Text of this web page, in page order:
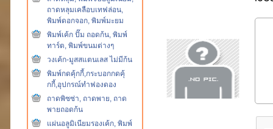
ถาดหลุมเคลือบเทฟล่อน,
พิมพ์ดอกจอก, พิมพ์มะยม
พิมพ์เค้ก ปั๊ม ถอดก้น, พิมพ์
ทาร์ต, พิมพ์ขนมต่างๆ
วงเค้ก-มูสสแตนเลส ไม่มีก้น
พิมพ์กดคุ้กกี้,กระบอกกดคุ้
กกี้,อุปกรณ์ทำฟองดอง
ถาดพิซซ่า, ถาดพาย, ถาด
พายถอดก้น
แผ่นอลูมิเนียมรองเค้ก, พิมพ์